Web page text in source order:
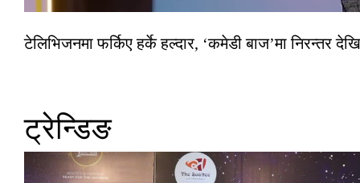
टेलिभिजनमा फर्किए हर्के हल्दार, ‘कमेडी बाज’मा निरन्तर
ट्रेन्डिङ